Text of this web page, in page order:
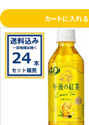
カートに入れる